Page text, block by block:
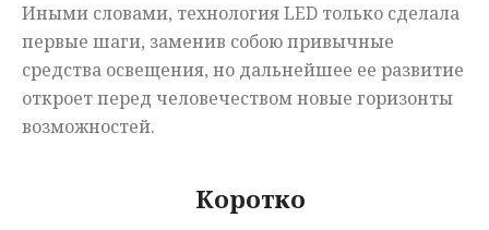
Иными словами, технологияLED только сделала
первые шаги, заменив собою привычные
средства освещения, но дальнейшее ее развитие
откроет перед человечеством новые горизонты
возможностей.
Коротко